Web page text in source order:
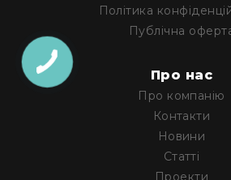
Прилади
LED
Прилади
з
лампою
Прилади
лазерні
Політика
Публічна
Про нас
Про компанію
Контакти
Новини
Статті
Проекти